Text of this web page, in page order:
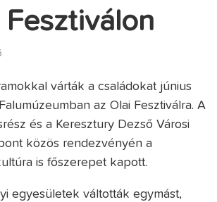
Fesztiválon
várták a családokat június
az Olai Fesztiválra. A
és a Keresztury Dezső Városi
közös rendezvényén a
is főszerepet kapott.
egyesületek váltották egymást,